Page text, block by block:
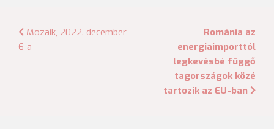
Bejegyzés
Mozaik, 2022. december
6-a
Románia az
energiaimporttól
legkevésbé függő
tagországok közé
tartozik az EU-ban